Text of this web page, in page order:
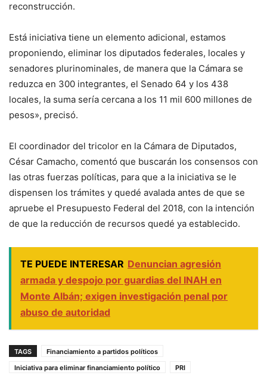
reconstrucción.
Está iniciativa tiene un elemento adicional, estamos
proponiendo, eliminar los diputados federales, locales y
senadores plurinominales, de manera que la Cámara se
reduzca en 300 integrantes, el Senado 64 y los 438
locales, la suma sería cercana a los 11 mil 600 millones de
pesos», precisó.
El coordinador del tricolor en la Cámara de Diputados,
César Camacho, comentó que buscarán los consensos con
las otras fuerzas políticas, para que a la iniciativa se le
dispensen los trámites y quedé avalada antes de que se
apruebe el Presupuesto Federal del 2018, con la intención
de que la reducción de recursos quedé ya establecido.
TE PUEDE INTERESAR Denuncian agresión
armada y despojo por guardias del INAH en
Monte Albán; exigen investigación penal por
abuso de autoridad
TAGS
Financiamiento a partidos políticos
Iniciativa para eliminar financiamiento político
PRI